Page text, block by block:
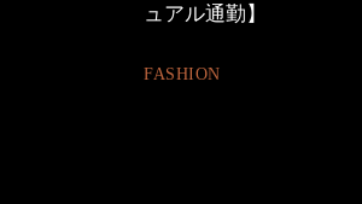
ュアル通勤】
FASHION